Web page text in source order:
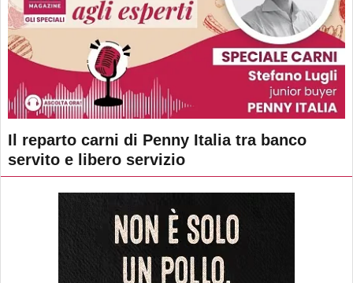
Il reparto carni di Penny Italia tra banco
servito e libero servizio